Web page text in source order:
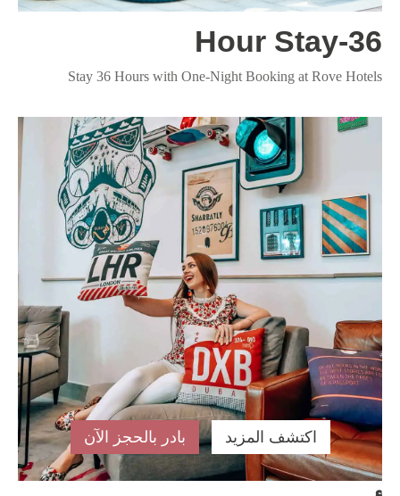
جهة الاتصال
تعرّف على فنادق أخرى
36-Hour Stay
Stay 36 Hours with One-Night Booking at Rove Hotels
اكتشف المزيد بادر بالحجز الآن